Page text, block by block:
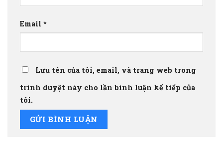
Email *
Lưu tên của tôi, email, và trang web trong
trình duyệt này cho lần bình luận kế tiếp của
tôi.